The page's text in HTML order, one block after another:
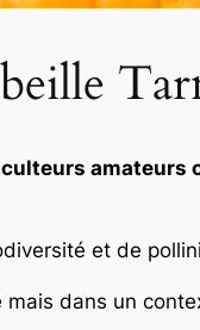
et de
dans un